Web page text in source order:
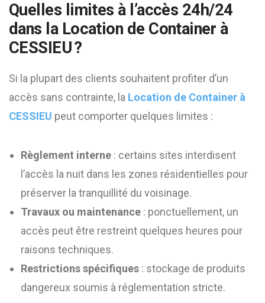
Quelles limites à l’accès 24h/24
dans la Location de Container à
CESSIEU?
Si la plupart des clients souhaitent profiter d’un
accès sans contrainte, la Location de Container à
CESSIEU peut comporter quelques limites :
Règlement interne : certains sites interdisent
l’accès la nuit dans les zones résidentielles pour
préserver la tranquillité du voisinage.
Travaux ou maintenance : ponctuellement, un
accès peut être restreint quelques heures pour
raisons techniques.
Restrictions spécifiques : stockage de produits
dangereux soumis à réglementation stricte.